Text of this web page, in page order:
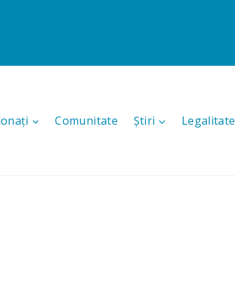
Comunitate Știri Legalitate